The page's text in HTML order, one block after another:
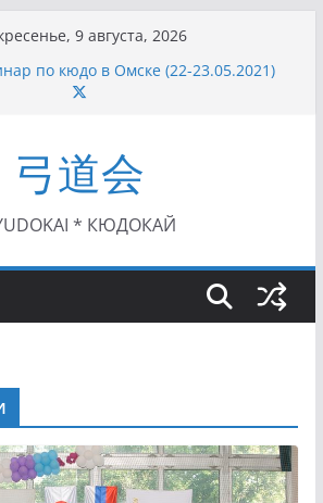
9 августа, 2026
по кюдо в Омске (22-23.05.2021)
Росcии, Дёмино (2-5.09.2021)
Посла Японии в России по Кюдо,
(25.07.2021)
Кубка Московской области по Кюдо /
II (27.06.2021)
弓道会
* КЮДОКАЙ